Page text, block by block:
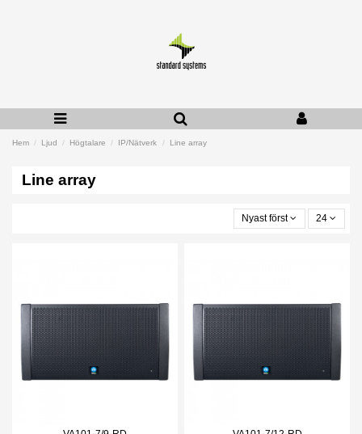
Hem Ljud Högtalare IP/Nätverk Line array
Line array
Nyast först 24